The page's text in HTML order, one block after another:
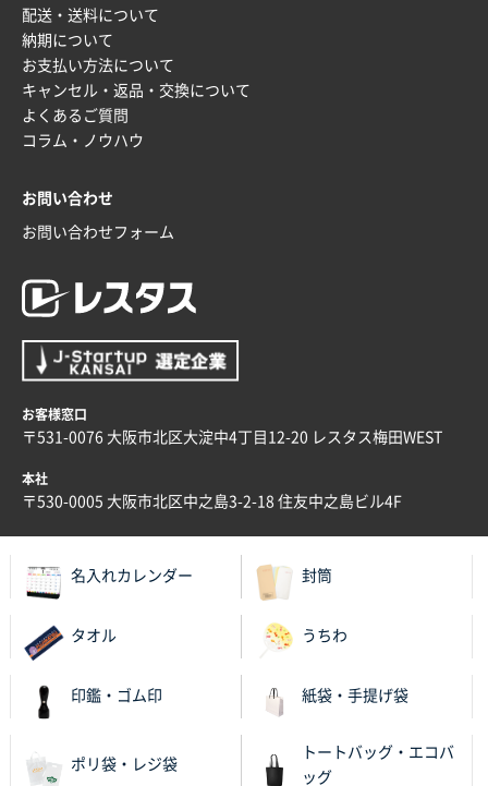
2025年12月09日 14:04
安い、早い
埼玉県G社様
ラミネート紙袋 規格L4サイズ(B4対応)
2025年12月04日 17:34
兵庫県のお客様
2025年12月02日 23:00
ロゴが入れられること
大阪府E社様
2025年11月28日 15:13
他部署のスタッフからの指示
兵庫県S社様
以前発注しているので、データが残っている点が良か
2025年11月25日 16:41
前回同様、安心できるから
配送・送料について
納期について
お支払い方法について
キャンセル・返品・交換について
よくあるご質問
コラム・ノウハウ
お問い合わせ
お問い合わせフォーム
お客様窓口
〒531-0076 大阪市北区大淀中4丁目12-20 レスタス梅田WEST
本社
〒530-0005 大阪市北区中之島3-2-18 住友中之島ビル4F
名入れカレンダー 封筒
タオル うちわ
印鑑・ゴム印 紙袋・手提げ袋
ポリ袋・レジ袋
トートバッグ・エコバ
ッグ